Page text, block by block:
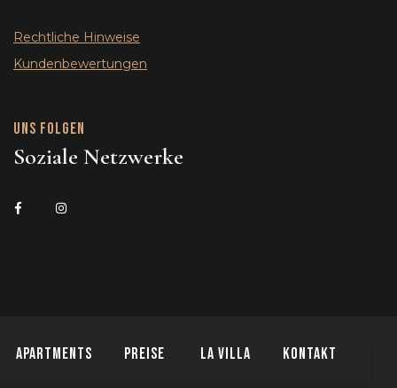
Rechtliche Hinweise
Kundenbewertungen
Uns folgen
Soziale Netzwerke
Apartments Preise La Villa Kontakt